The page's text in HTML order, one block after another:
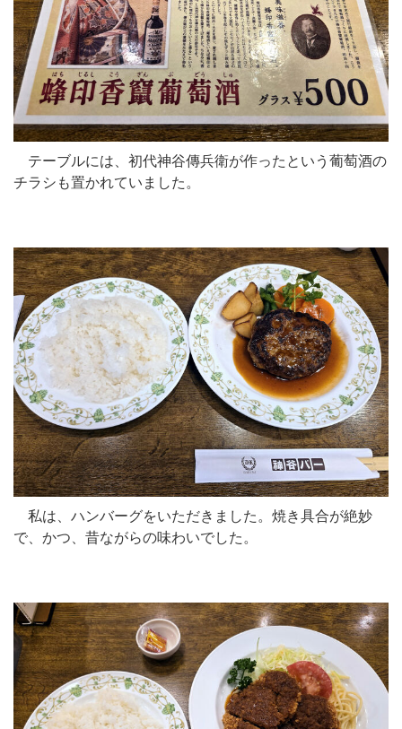
テーブルには、初代神谷傳兵衛が作ったという葡萄酒の
チラシも置かれていました。
私は、ハンバーグをいただきました。焼き具合が絶妙
で、かつ、昔ながらの味わいでした。